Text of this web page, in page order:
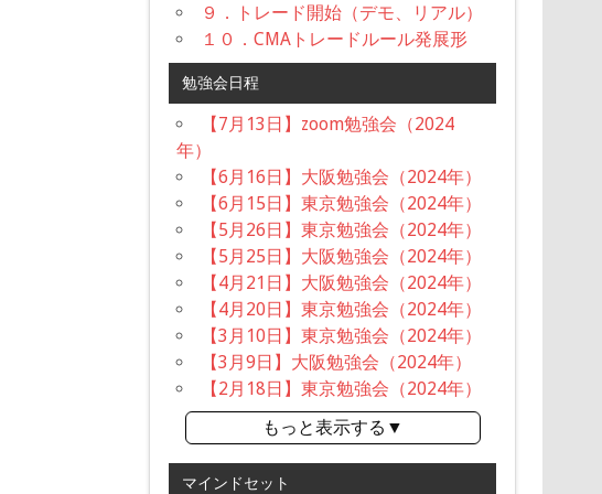
９．トレード開始（デモ、リアル）
１０．CMAトレードルール発展形
勉強会日程
【7月13日】zoom勉強会（2024
年）
【6月16日】大阪勉強会（2024年）
【6月15日】東京勉強会（2024年）
【5月26日】東京勉強会（2024年）
【5月25日】大阪勉強会（2024年）
【4月21日】大阪勉強会（2024年）
【4月20日】東京勉強会（2024年）
【3月10日】東京勉強会（2024年）
【3月9日】大阪勉強会（2024年）
【2月18日】東京勉強会（2024年）
もっと表示する▼
マインドセット